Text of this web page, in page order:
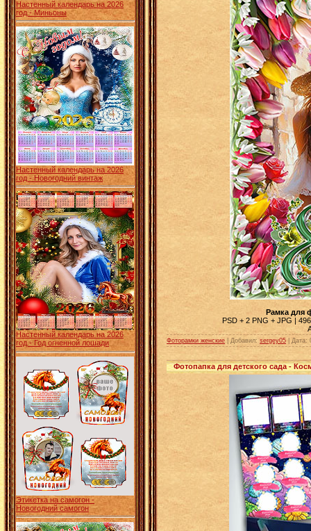
Настенный календарь на 2026
год - Миньоны
Настенный календарь на 2026
год - Новогодний винтаж
Настенный календарь на 2026
год - Год огненной лошади
Этикетка на самогон -
Новогодний самогон
Рамка для
PSD + 2 PNG + JPG |
Фоторамки женские | Добавил: sergey05 Дата:
Фотопапка для детского сада -